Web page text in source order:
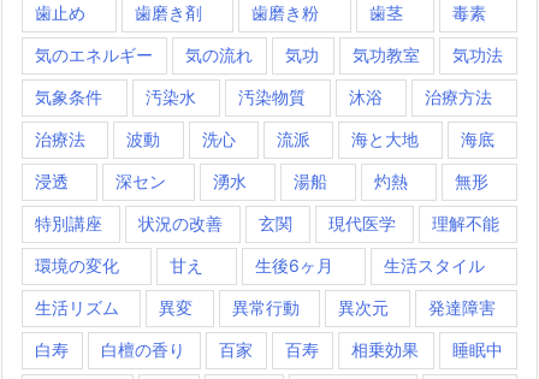
歯止め 歯磨き剤 歯磨き粉 歯茎 毒素
気のエネルギー 気の流れ 気功 気功教室 気功法
気象条件 汚染水 汚染物質 沐浴 治療方法
治療法 波動 洗心 流派 海と大地 海底
浸透 深セン 湧水 湯船 灼熱 無形
特別講座 状況の改善 玄関 現代医学 理解不能
環境の変化 甘え 生後6ヶ月 生活スタイル
生活リズム 異変 異常行動 異次元 発達障害
白寿 白檀の香り 百家 百寿 相乗効果 睡眠中